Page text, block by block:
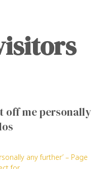
off me personally
any further’ – Page